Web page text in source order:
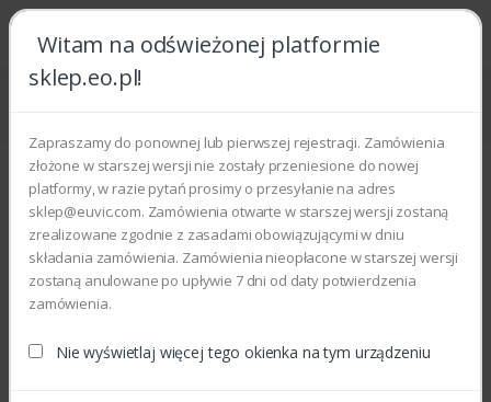
Witam na odświeżonej platformie
sklep.eo.pl!
Zapraszamy do ponownej lub pierwszej rejestracji. Zamówienia
złożone w starszej wersji nie zostały przeniesione do nowej
platformy, w razie pytań prosimy o przesyłanie na adres
sklep@euvic.com. Zamówienia otwarte w starszej wersji zostaną
zrealizowane zgodnie z zasadami obowiązującymi w dniu
składania zamówienia. Zamówienia nieopłacone w starszej wersji
zostaną anulowane po upływie 7 dni od daty potwierdzenia
zamówienia.
Nie wyświetlaj więcej tego okienka na tym urządzeniu
Strona główna Części zamienne